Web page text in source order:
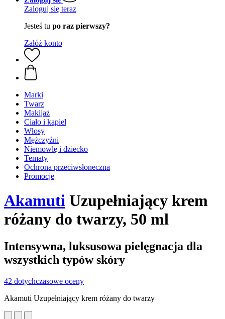
Zaloguj się teraz
Jesteś tu po raz pierwszy?
Załóż konto
Marki
Twarz
Makijaż
Ciało i kąpiel
Włosy
Mężczyźni
Niemowlę i dziecko
Tematy
Ochrona przeciwsłoneczna
Promocje
Akamuti Uzupełniający krem
różany do twarzy, 50 ml
Intensywna, luksusowa pielęgnacja dla
wszystkich typów skóry
42 dotychczasowe oceny
Akamuti Uzupełniający krem różany do twarzy